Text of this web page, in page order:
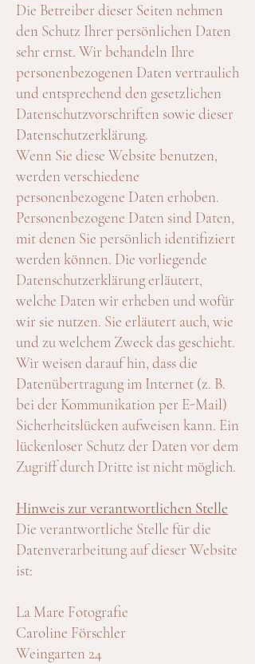
Die Betreiber dieser Seiten nehmen
den Schutz Ihrer persönlichen Daten
sehr ernst. Wir behandeln Ihre
personenbezogenen Daten vertraulich
und entsprechend den gesetzlichen
Datenschutzvorschriften sowie dieser
Datenschutzerklärung.
Wenn Sie diese Website benutzen,
werden verschiedene
personenbezogene Daten erhoben.
Personenbezogene Daten sind Daten,
mit denen Sie persönlich identifiziert
werden können. Die vorliegende
Datenschutzerklärung erläutert,
welche Daten wir erheben und wofür
wir sie nutzen. Sie erläutert auch, wie
und zu welchem Zweck das geschieht.
Wir weisen darauf hin, dass die
Datenübertragung im Internet (z. B.
bei der Kommunikation per E-Mail)
Sicherheitslücken aufweisen kann. Ein
lückenloser Schutz der Daten vor dem
Zugriff durch Dritte ist nicht möglich.
Hinweis zur verantwortlichen Stelle
Die verantwortliche Stelle für die
Datenverarbeitung auf dieser Website
ist:
La Mare Fotografie
Caroline Förschler
Weingarten 24